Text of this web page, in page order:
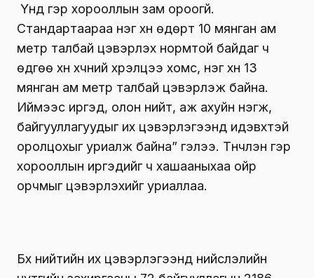
Үүнд гэр хорооллын зам ороогүй.
Стандартаараа нэг хүн өдөрт 10 мянган ам
метр талбай цэвэрлэх нормтой байдаг ч
өдгөө хүн хүчний хүрэлцээ хомс, нэг хүн 13
мянган ам метр талбай цэвэрлэж байна.
Иймээс иргэд, олон нийт, аж ахуйн нэгж,
байгууллагуудыг их цэвэрлэгээнд идэвхтэй
оролцохыг уриалж байна” гэлээ. Түүнчлэн гэр
хорооллын иргэдийг ч хашааныхаа ойр
орчмыг цэвэрлэхийг уриаллаа.
Бүх нийтийн их цэвэрлэгээнд нийслэлийн